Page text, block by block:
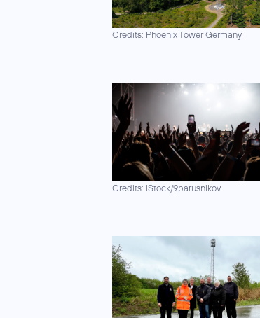
Credits: Phoenix Tower Germany
Credits: iStock/9parusnikov